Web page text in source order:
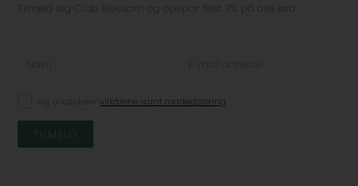
Tilmeld dig Club Blossom og opspar fast 3% på alle køb
Jeg accepterervilkårene samt markedsføring